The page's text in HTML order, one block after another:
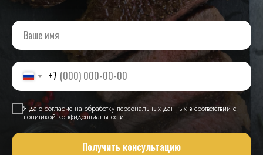
+7
Я даю согласие на обработку персональных данных в соответствии с
политикой конфиденциальности
Получить консультацию